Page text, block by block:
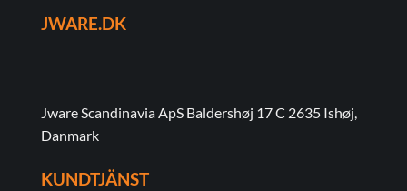
JWARE.DK
Jware Scandinavia ApS Baldershøj 17 C 2635 Ishøj,
Danmark
KUNDTJÄNST